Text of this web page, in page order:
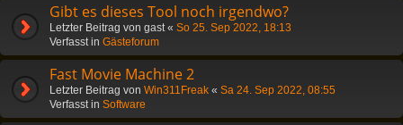
Gibt es dieses Tool noch irgendwo?
Letzter Beitrag von gast« So 25. Sep 2022, 18:13
Verfasst in Gästeforum
Fast Movie Machine 2
Letzter Beitrag von Win311Freak « Sa 24. Sep 2022, 08:55
Verfasst in Software